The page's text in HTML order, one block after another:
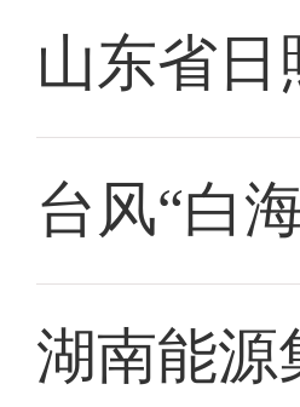
山东省日
台风“白
湖南能源